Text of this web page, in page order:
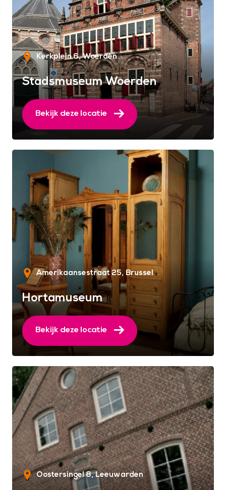
Kerkplein 6 Woerden
Stadsmuseum Woerden
Bekijk deze locatie
Amerikaansestraat 25 Brussel
Hortamuseum
Bekijk deze locatie
Oostersingel 8 Leeuwarden